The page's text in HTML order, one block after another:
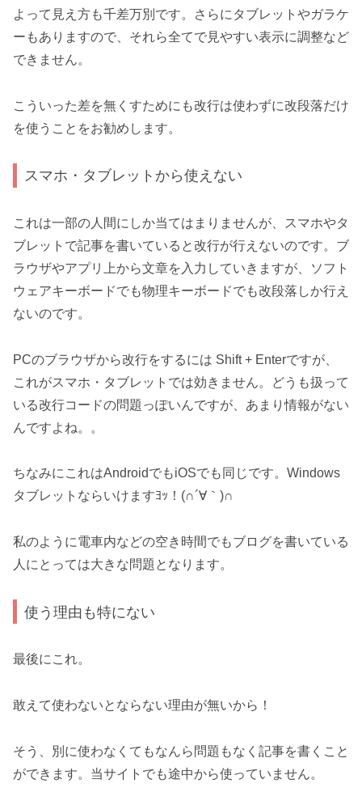
よって見え方も千差万別です。さらにタブレットやガラケ
ーもありますので、それら全てで見やすい表示に調整など
できません。
こういった差を無くすためにも改行は使わずに改段落だけ
を使うことをお勧めします。
スマホ・タブレットから使えない
これは一部の人間にしか当てはまりませんが、スマホやタ
ブレットで記事を書いていると改行が行えないのです。ブ
ラウザやアプリ上から文章を入力していきますが、ソフト
ウェアキーボードでも物理キーボードでも改段落しか行え
ないのです。
PCのブラウザから改行をするには Shift + Enterですが、
これがスマホ・タブレットでは効きません。どうも扱って
いる改行コードの問題っぽいんですが、あまり情報がない
んですよね。。
ちなみにこれはAndroidでもiOSでも同じです。Windows
タブレットならいけますﾖｯ！(∩´∀｀)∩
私のように電車内などの空き時間でもブログを書いている
人にとっては大きな問題となります。
使う理由も特にない
最後にこれ。
敢えて使わないとならない理由が無いから！
そう、別に使わなくてもなんら問題もなく記事を書くこと
ができます。当サイトでも途中から使っていません。